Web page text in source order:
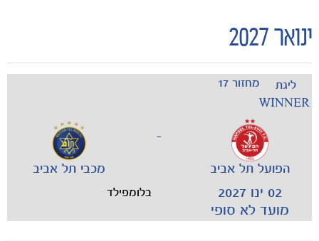
ינואר 2027
ליגת
WINNER
מחזור 17
מכבי תל אביב
-
הפועל תל אביב
02 ינו 2027 בלומפילד
מועד לא סופי